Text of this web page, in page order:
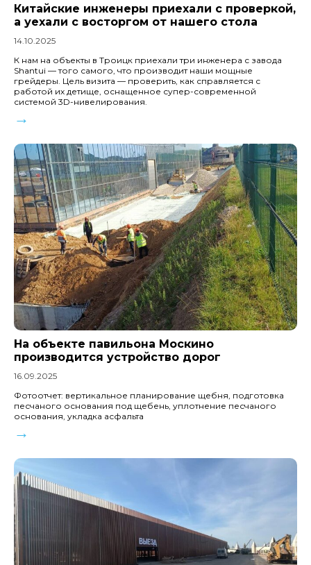
Китайские инженеры приехали с проверкой,
а уехали с восторгом от нашего стола
14.10.2025
К нам на объекты в Троицк приехали три инженера с завода
Shantui — того самого, что производит наши мощные
грейдеры. Цель визита — проверить, как справляется с
работой их детище, оснащенное супер-современной
системой 3D-нивелирования.
→
На объекте павильона Москино
производится устройство дорог
16.09.2025
Фотоотчет: вертикальное планирование щебня, подготовка
песчаного основания под щебень, уплотнение песчаного
основания, укладка асфальта
→